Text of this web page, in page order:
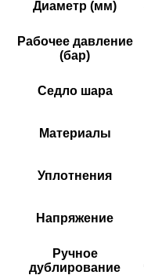
Диаметр (мм)
Рабочее давление
(бар)
Седло шара
Материалы
Уплотнения
Напряжение
Ручное
дублирование